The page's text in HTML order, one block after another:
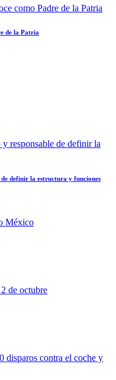
de la Patria
de definir la estructura y funciones